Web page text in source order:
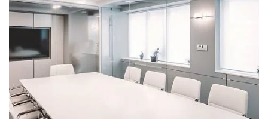
Oder Besprechungsräume In
Unternehmens- Oder
Gemeinschaftsräumen.